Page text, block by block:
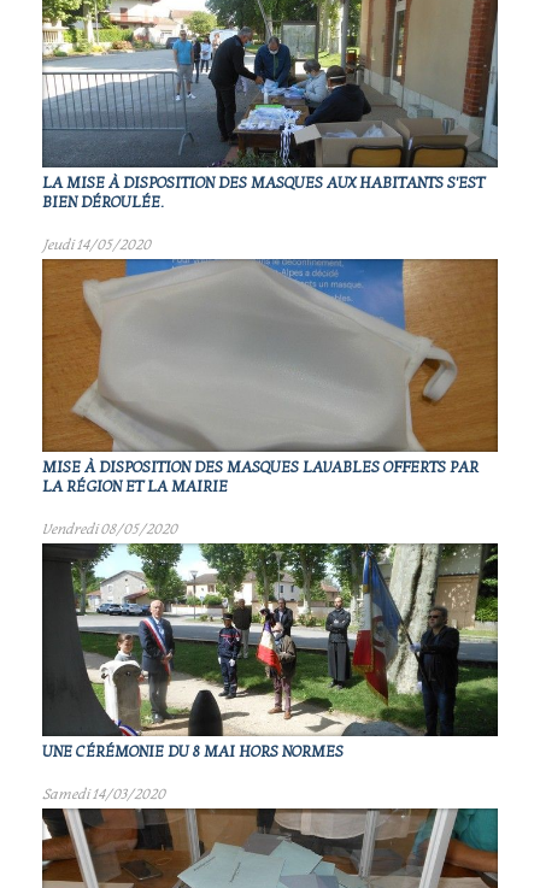
LA MISE À DISPOSITION DES MASQUES AUX HABITANTS S'EST
BIEN DÉROULÉE.
Jeudi 14/05/2020
MISE À DISPOSITION DES MASQUES LAVABLES OFFERTS PAR
LA RÉGION ET LA MAIRIE
Vendredi 08/05/2020
UNE CÉRÉMONIE DU 8 MAI HORS NORMES
Samedi 14/03/2020